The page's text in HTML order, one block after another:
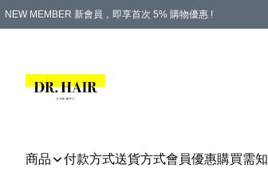
NEW MEMBER 新會員，即享首次 5% 購物優惠 !
商品 付款方式送貨方式會員優惠購買需知